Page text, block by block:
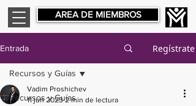
AREA DE MIEMBROS
Entrada Regístrate
Recursos y Guías
Recursos y Guías
Vadim Proshichev
11 jun 2023 2 min de lectura